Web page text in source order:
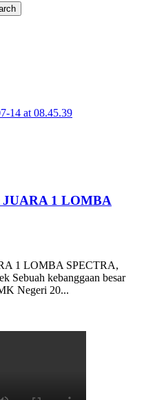
1 LOMBA
1 LOMBA SPECTRA,
Sebuah kebanggaan besar
Negeri 20...